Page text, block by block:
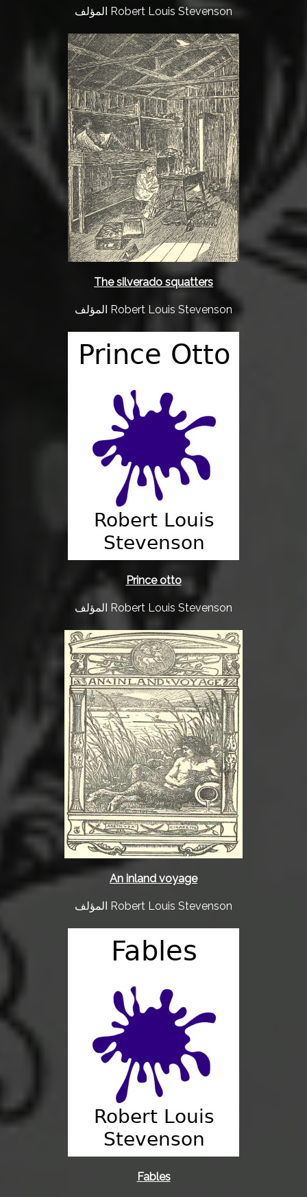
المؤلف Robert Louis Stevenson
The silverado squatters
المؤلف Robert Louis Stevenson
Prince otto
المؤلف Robert Louis Stevenson
An inland voyage
المؤلف Robert Louis Stevenson
Fables